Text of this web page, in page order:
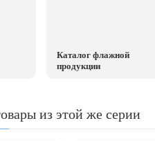
Каталог флажной
продукции
из этой же серии